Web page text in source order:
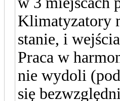
Klimatyzatory
stanie, i
Praca w
nie wydoli
się